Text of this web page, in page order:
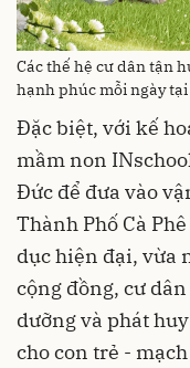
Các thế hệ cư dân tận
hạnh phúc mỗi ngày
Đặc biệt, với kế
mầm non
Đức để đưa vào
Thành Phố Cà
dục hiện đại, vừa
cộng đồng, cư
dưỡng và phát
cho con trẻ -